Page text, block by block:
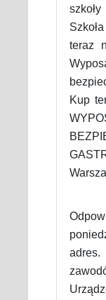
teraz
Kup